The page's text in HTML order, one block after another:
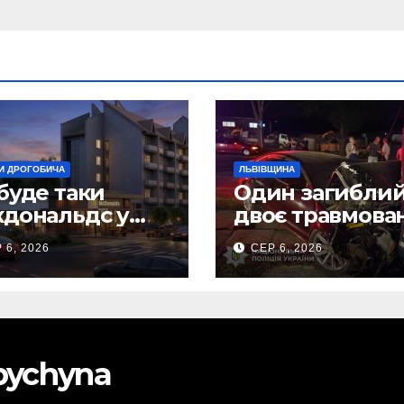
ДРОГОБИЧА
таки
у
(Фото)
6, 2026
ЛЬВІВЩИНА
Один
двоє
внаслідок ДТП
Самбірщині
СЕР 6, 2026